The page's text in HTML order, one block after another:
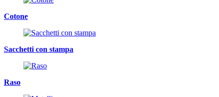
Cotone
Sacchetti con stampa
Raso